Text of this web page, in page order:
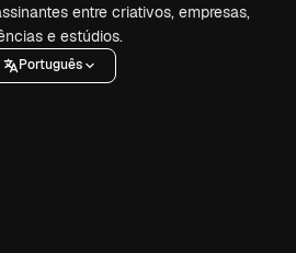
entre criativos, empresas,
e estúdios.
Português